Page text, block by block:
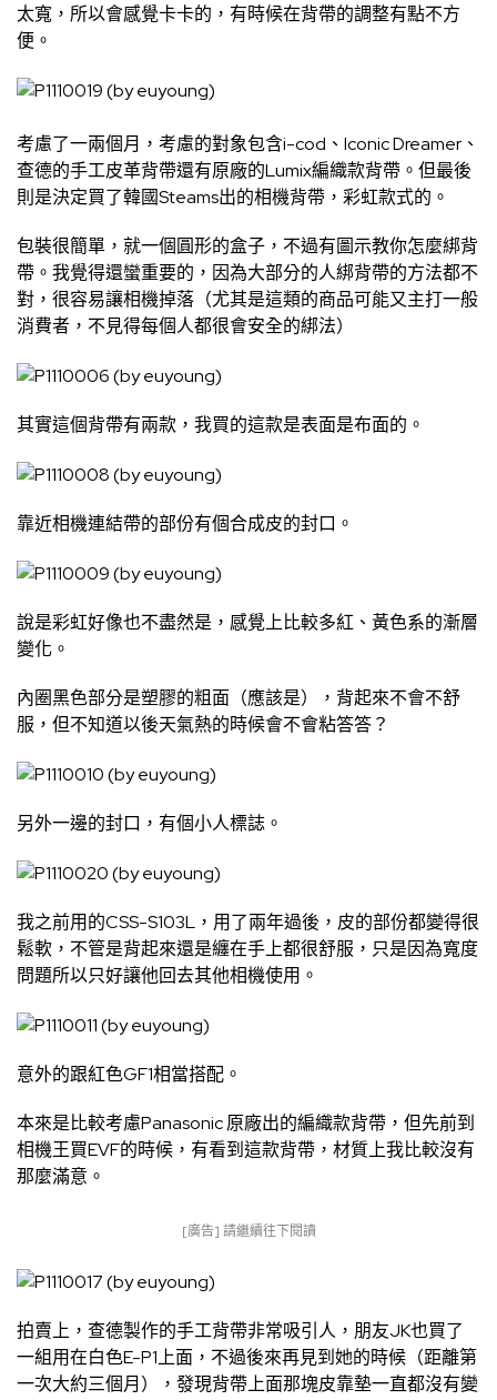
太寬，所以會感覺卡卡的，有時候在背帶的調整有點不方
便。
考慮了一兩個月，考慮的對象包含i-cod、Iconic Dreamer、
查德的手工皮革背帶還有原廠的Lumix編織款背帶。但最後
則是決定買了韓國Steams出的相機背帶，彩虹款式的。
包裝很簡單，就一個圓形的盒子，不過有圖示教你怎麼綁背
帶。我覺得還蠻重要的，因為大部分的人綁背帶的方法都不
對，很容易讓相機掉落（尤其是這類的商品可能又主打一般
消費者，不見得每個人都很會安全的綁法）
其實這個背帶有兩款，我買的這款是表面是布面的。
靠近相機連結帶的部份有個合成皮的封口。
說是彩虹好像也不盡然是，感覺上比較多紅、黃色系的漸層
變化。
內圈黑色部分是塑膠的粗面（應該是），背起來不會不舒
服，但不知道以後天氣熱的時候會不會粘答答？
另外一邊的封口，有個小人標誌。
我之前用的CSS-S103L，用了兩年過後，皮的部份都變得很
鬆軟，不管是背起來還是纏在手上都很舒服，只是因為寬度
問題所以只好讓他回去其他相機使用。
意外的跟紅色GF1相當搭配。
本來是比較考慮Panasonic 原廠出的編織款背帶，但先前到
相機王買EVF的時候，有看到這款背帶，材質上我比較沒有
那麼滿意。
[廣告] 請繼續往下閱讀
拍賣上，查德製作的手工背帶非常吸引人，朋友JK也買了
一組用在白色E-P1上面，不過後來再見到她的時候（距離第
一次大約三個月），發現背帶上面那塊皮靠墊一直都沒有變